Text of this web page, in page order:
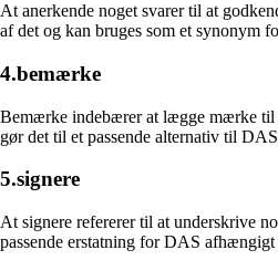
At anerkende noget svarer til at
af det og kan bruges som et synonym
4.bemærke
Bemærke indebærer at lægge mærke til
gør det til et passende alternativ til
5.signere
At signere refererer til at underskrive
passende erstatning for DAS afhængigt